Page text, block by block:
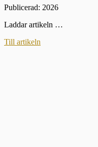
Publicerad: 2026
Laddar artikeln …
Till artikeln